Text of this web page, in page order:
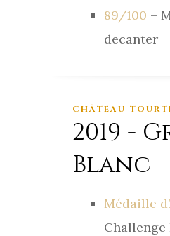
89/100 –
decanter
CHÂTEAU
2019 -
Blanc
Médaille